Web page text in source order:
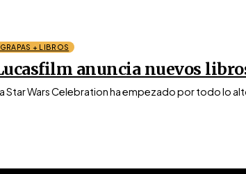
GRAPAS + LIBROS
anuncia nuevos
Star Wars Celebration ha empezado por todo lo